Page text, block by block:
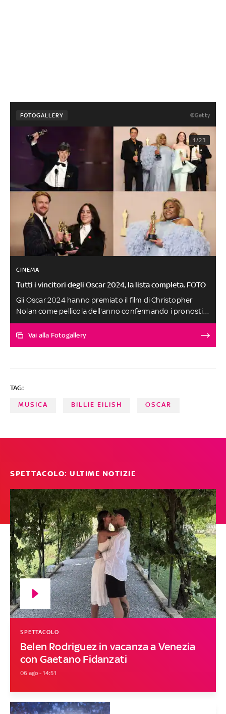
FOTOGALLERY ©Getty
1/23
CINEMA
Tutti i vincitori degli Oscar 2024, la lista completa. FOTO
Gli Oscar 2024 hanno premiato il film di Christopher
Nolan come pellicola dell'anno confermando i pronostici
che davano il titolo favorito con 13 nomination. Del
kolossal premiati anche Cillian Murphy e Robert Downey
internazionale. Quella di Anatomia di una caduta è la
hanno vinto l'Oscar per la Miglior canzone. Le foto della
Vai alla Fotogallery
TAG:
MUSICA BILLIE EILISH OSCAR
SPETTACOLO: ULTIME NOTIZIE
Belen Rodriguez in vacanza a Venezia
con Gaetano Fidanzati
SPETTACOLO
06 ago - 14:51